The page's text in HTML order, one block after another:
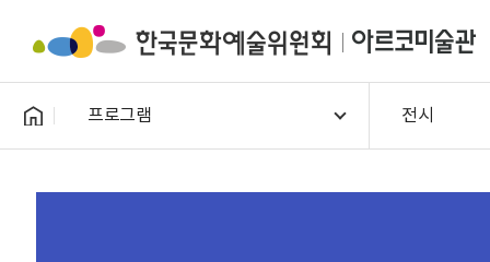
프로그램 전시